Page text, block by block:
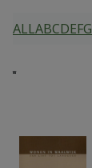
ALLABCDEFG
W